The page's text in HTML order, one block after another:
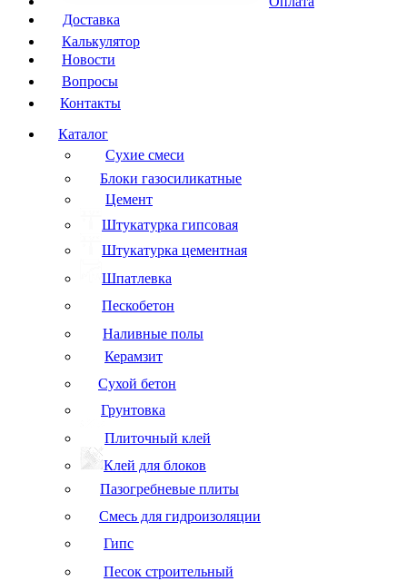
Доставка
Калькулятор
Новости
Вопросы
Контакты
Каталог
Сухие смеси
Блоки газосиликатные
Цемент
Штукатурка гипсовая
Штукатурка цементная
Шпатлевка
Пескобетон
Наливные полы
Керамзит
Сухой бетон
Грунтовка
Плиточный клей
Клей для блоков
Пазогребневые плиты
Смесь для гидроизоляции
Гипс
Песок строительный